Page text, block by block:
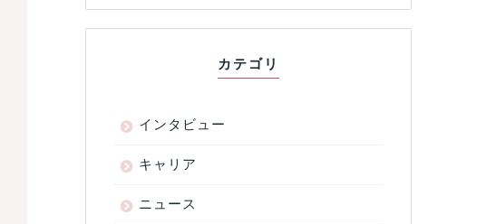
カテゴリ
インタビュー
キャリア
ニュース